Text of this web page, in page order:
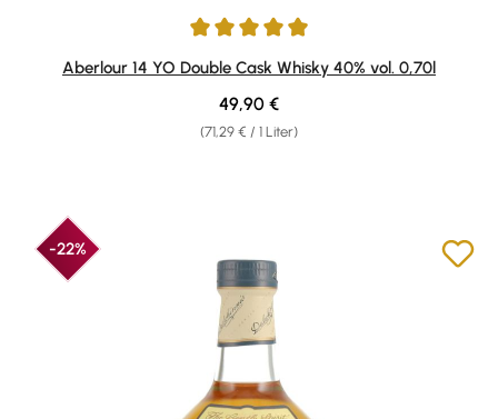
Durchschnittliche Bewertung von 4.89 von 5 Sternen
Aberlour 14 YO Double Cask Whisky 40% vol. 0,70l
(71,29 € / 1 Liter)
Regulärer Preis:
49,90 €
-22%